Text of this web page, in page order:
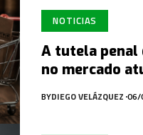
NOTICIAS
A tutela penal
no mercado
BYDIEGO VELÁZQUEZ 06/